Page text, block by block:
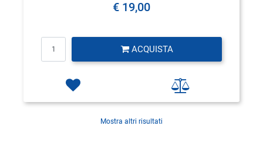
€ 19,00
ACQUISTA
Mostra altri risultati